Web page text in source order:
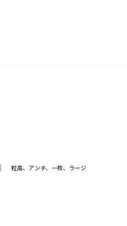
｜ 粒高、アンチ、一枚、ラージ